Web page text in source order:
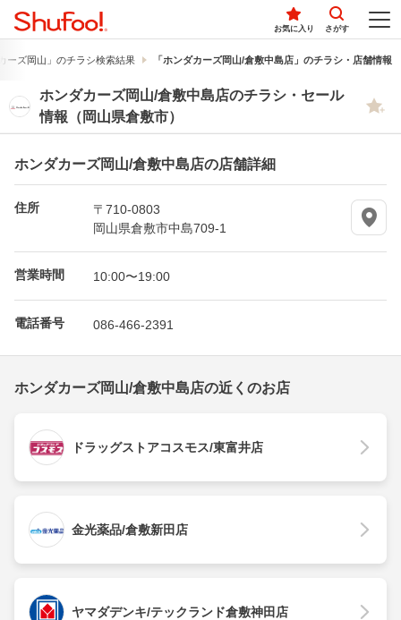
お気に入り さがす
ーズ岡山」のチラシ検索結果 「ホンダカーズ岡山/倉敷中島店」のチラシ・店舗情報
ホンダカーズ岡山/倉敷中島店のチラシ・セール
情報（岡山県倉敷市）
ホンダカーズ岡山/倉敷中島店の店舗詳細
住所
〒710-0803
岡山県倉敷市中島709-1
営業時間 10:00〜19:00
電話番号 086-466-2391
ホンダカーズ岡山/倉敷中島店の近くのお店
ドラッグストアコスモス/東富井店
金光薬品/倉敷新田店
ヤマダデンキ/テックランド倉敷神田店